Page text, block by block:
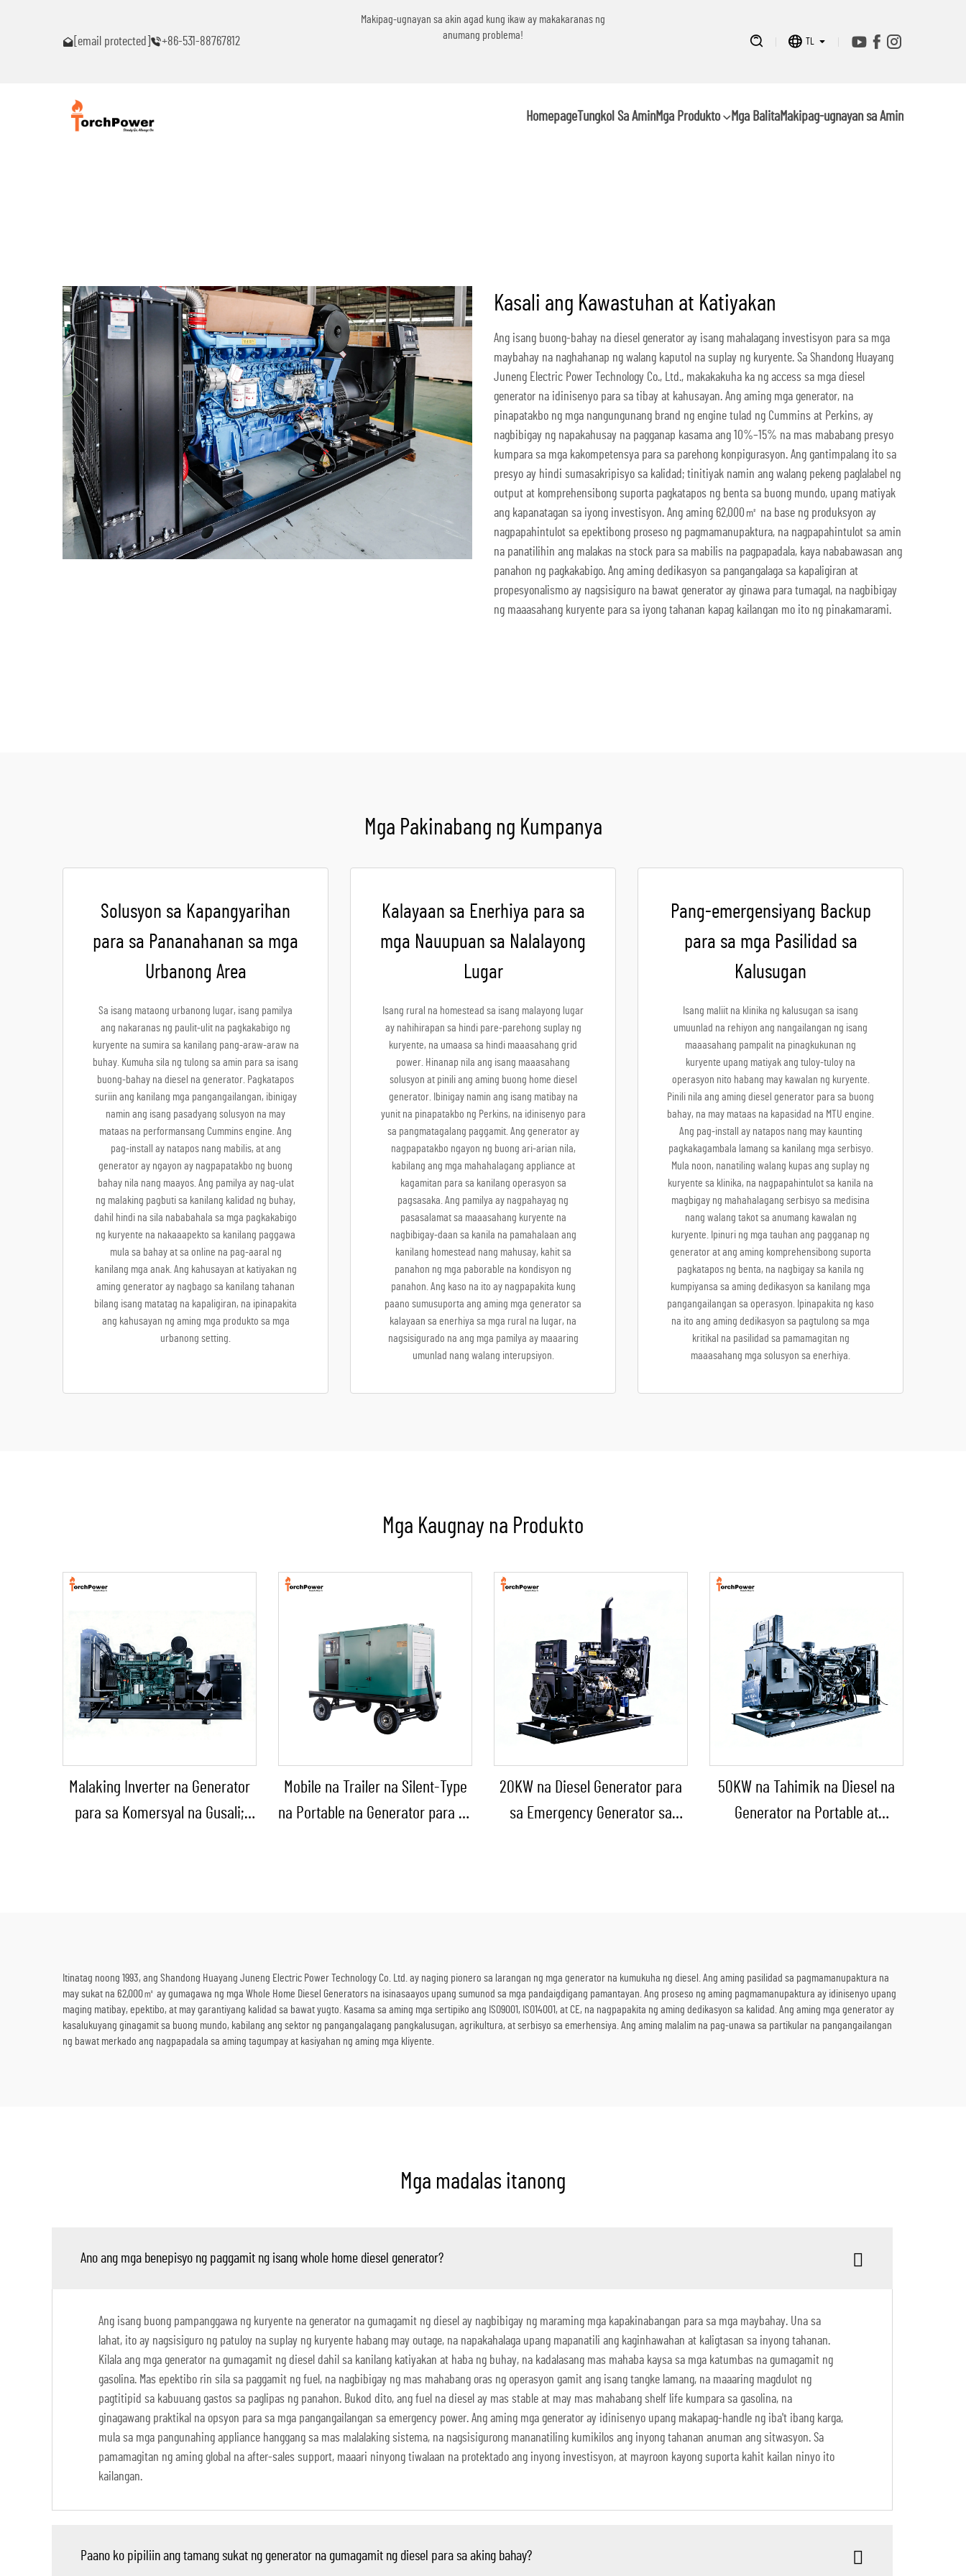
[email protected] +86-531-88767812
anumang problema!
Makipag-ugnayan sa akin agad kung ikaw ay makakaranas ng
anumang problema!
TL
HomepageTungkol Sa AminMga Produkto Mga BalitaMakipag-ugnayan sa Amin
Kasali ang Kawastuhan at Katiyakan
Ang isang buong-bahay na diesel generator ay isang mahalagang investisyon para sa mga
maybahay na naghahanap ng walang kaputol na suplay ng kuryente. Sa Shandong Huayang
Juneng Electric Power Technology Co., Ltd., makakakuha ka ng access sa mga diesel
generator na idinisenyo para sa tibay at kahusayan. Ang aming mga generator, na
pinapatakbo ng mga nangungunang brand ng engine tulad ng Cummins at Perkins, ay
nagbibigay ng napakahusay na pagganap kasama ang 10%–15% na mas mababang presyo
kumpara sa mga kakompetensya para sa parehong konpigurasyon. Ang gantimpalang ito sa
presyo ay hindi sumasakripisyo sa kalidad; tinitiyak namin ang walang pekeng paglalabel ng
output at komprehensibong suporta pagkatapos ng benta sa buong mundo, upang matiyak
ang kapanatagan sa iyong investisyon. Ang aming 62,000㎡ na base ng produksyon ay
nagpapahintulot sa epektibong proseso ng pagmamanupaktura, na nagpapahintulot sa amin
na panatilihin ang malakas na stock para sa mabilis na pagpapadala, kaya nababawasan ang
panahon ng pagkakabigo. Ang aming dedikasyon sa pangangalaga sa kapaligiran at
propesyonalismo ay nagsisiguro na bawat generator ay ginawa para tumagal, na nagbibigay
ng maaasahang kuryente para sa iyong tahanan kapag kailangan mo ito ng pinakamarami.
Mga Pakinabang ng Kumpanya
Solusyon sa Kapangyarihan
para sa Pananahanan sa mga
Urbanong Area
Sa isang mataong urbanong lugar, isang pamilya
ang nakaranas ng paulit-ulit na pagkakabigo ng
kuryente na sumira sa kanilang pang-araw-araw na
buhay. Kumuha sila ng tulong sa amin para sa isang
buong-bahay na diesel na generator. Pagkatapos
suriin ang kanilang mga pangangailangan, ibinigay
namin ang isang pasadyang solusyon na may
mataas na performansang Cummins engine. Ang
pag-install ay natapos nang mabilis, at ang
generator ay ngayon ay nagpapatakbo ng buong
bahay nila nang maayos. Ang pamilya ay nag-ulat
ng malaking pagbuti sa kanilang kalidad ng buhay,
dahil hindi na sila nababahala sa mga pagkakabigo
ng kuryente na nakaaapekto sa kanilang paggawa
mula sa bahay at sa online na pag-aaral ng
kanilang mga anak. Ang kahusayan at katiyakan ng
aming generator ay nagbago sa kanilang tahanan
bilang isang matatag na kapaligiran, na ipinapakita
ang kahusayan ng aming mga produkto sa mga
urbanong setting.
Kalayaan sa Enerhiya para sa
mga Nauupuan sa Nalalayong
Lugar
Isang rural na homestead sa isang malayong lugar
ay nahihirapan sa hindi pare-parehong suplay ng
kuryente, na umaasa sa hindi maaasahang grid
power. Hinanap nila ang isang maaasahang
solusyon at pinili ang aming buong home diesel
generator. Ibinigay namin ang isang matibay na
yunit na pinapatakbo ng Perkins, na idinisenyo para
sa pangmatagalang paggamit. Ang generator ay
nagpapatakbo ngayon ng buong ari-arian nila,
kabilang ang mga mahahalagang appliance at
kagamitan para sa kanilang operasyon sa
pagsasaka. Ang pamilya ay nagpahayag ng
pasasalamat sa maaasahang kuryente na
nagbibigay-daan sa kanila na pamahalaan ang
kanilang homestead nang mahusay, kahit sa
panahon ng mga paborable na kondisyon ng
panahon. Ang kaso na ito ay nagpapakita kung
paano sumusuporta ang aming mga generator sa
kalayaan sa enerhiya sa mga rural na lugar, na
nagsisigurado na ang mga pamilya ay maaaring
umunlad nang walang interupsiyon.
Pang-emergensiyang Backup
para sa mga Pasilidad sa
Kalusugan
Isang maliit na klinika ng kalusugan sa isang
umuunlad na rehiyon ang nangailangan ng isang
maaasahang pampalit na pinagkukunan ng
kuryente upang matiyak ang tuloy-tuloy na
operasyon nito habang may kawalan ng kuryente.
Pinili nila ang aming diesel generator para sa buong
bahay, na may mataas na kapasidad na MTU engine.
Ang pag-install ay natapos nang may kaunting
pagkakagambala lamang sa kanilang mga serbisyo.
Mula noon, nanatiling walang kupas ang suplay ng
kuryente sa klinika, na nagpapahintulot sa kanila na
magbigay ng mahahalagang serbisyo sa medisina
nang walang takot sa anumang kawalan ng
kuryente. Ipinuri ng mga tauhan ang pagganap ng
generator at ang aming komprehensibong suporta
pagkatapos ng benta, na nagbigay sa kanila ng
kumpiyansa sa aming dedikasyon sa kanilang mga
pangangailangan sa operasyon. Ipinapakita ng kaso
na ito ang aming dedikasyon sa pagtulong sa mga
kritikal na pasilidad sa pamamagitan ng
maaasahang mga solusyon sa enerhiya.
Mga Kaugnay na Produkto
Malaking Inverter na Generator
para sa Komersyal na Gusali;
Mobile na Trailer na Silent-Type
na Portable na Generator para sa
20KW na Diesel Generator para
sa Emergency Generator sa
50KW na Tahimik na Diesel na
Generator na Portable at
Itinatag noong 1993, ang Shandong Huayang Juneng Electric Power Technology Co. Ltd. ay naging pionero sa larangan ng mga generator na kumukuha ng diesel. Ang aming pasilidad sa pagmamanupaktura na
may sukat na 62,000㎡ ay gumagawa ng mga Whole Home Diesel Generators na isinasaayos upang sumunod sa mga pandaigdigang pamantayan. Ang proseso ng aming pagmamanupaktura ay idinisenyo upang
maging matibay, epektibo, at may garantiyang kalidad sa bawat yugto. Kasama sa aming mga sertipiko ang ISO9001, ISO14001, at CE, na nagpapakita ng aming dedikasyon sa kalidad. Ang aming mga generator ay
kasalukuyang ginagamit sa buong mundo, kabilang ang sektor ng pangangalagang pangkalusugan, agrikultura, at serbisyo sa emerhensiya. Ang aming malalim na pag-unawa sa partikular na pangangailangan
ng bawat merkado ang nagpapadala sa aming tagumpay at kasiyahan ng aming mga kliyente.
Mga madalas itanong
Ano ang mga benepisyo ng paggamit ng isang whole home diesel generator?
Ang isang buong pampanggawa ng kuryente na generator na gumagamit ng diesel ay nagbibigay ng maraming mga kapakinabangan para sa mga maybahay. Una sa
lahat, ito ay nagsisiguro ng patuloy na suplay ng kuryente habang may outage, na napakahalaga upang mapanatili ang kaginhawahan at kaligtasan sa inyong tahanan.
Kilala ang mga generator na gumagamit ng diesel dahil sa kanilang katiyakan at haba ng buhay, na kadalasang mas mahaba kaysa sa mga katumbas na gumagamit ng
gasolina. Mas epektibo rin sila sa paggamit ng fuel, na nagbibigay ng mas mahabang oras ng operasyon gamit ang isang tangke lamang, na maaaring magdulot ng
pagtitipid sa kabuuang gastos sa paglipas ng panahon. Bukod dito, ang fuel na diesel ay mas stable at may mas mahabang shelf life kumpara sa gasolina, na
ginagawang praktikal na opsyon para sa mga pangangailangan sa emergency power. Ang aming mga generator ay idinisenyo upang makapag-handle ng iba't ibang karga,
mula sa mga pangunahing appliance hanggang sa mas malalaking sistema, na nagsisigurong mananatiling kumikilos ang inyong tahanan anuman ang sitwasyon. Sa
pamamagitan ng aming global na after-sales support, maaari ninyong tiwalaan na protektado ang inyong investisyon, at mayroon kayong suporta kahit kailan ninyo ito
kailangan.
Paano ko pipiliin ang tamang sukat ng generator na gumagamit ng diesel para sa aking bahay?